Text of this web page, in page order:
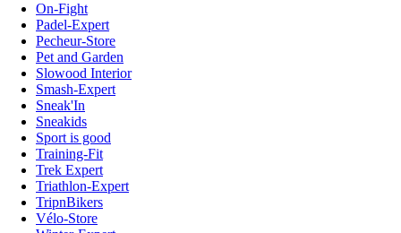
On-Fight
Padel-Expert
Pecheur-Store
Pet and Garden
Slowood Interior
Smash-Expert
Sneak'In
Sneakids
Sport is good
Training-Fit
Trek Expert
Triathlon-Expert
TripnBikers
Vélo-Store